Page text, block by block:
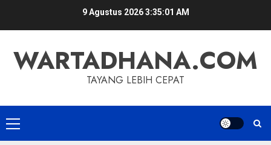
9 Agustus 20263:35:02 AM
WARTADHANA.COM
TAYANG LEBIH CEPAT
Primary
Menu